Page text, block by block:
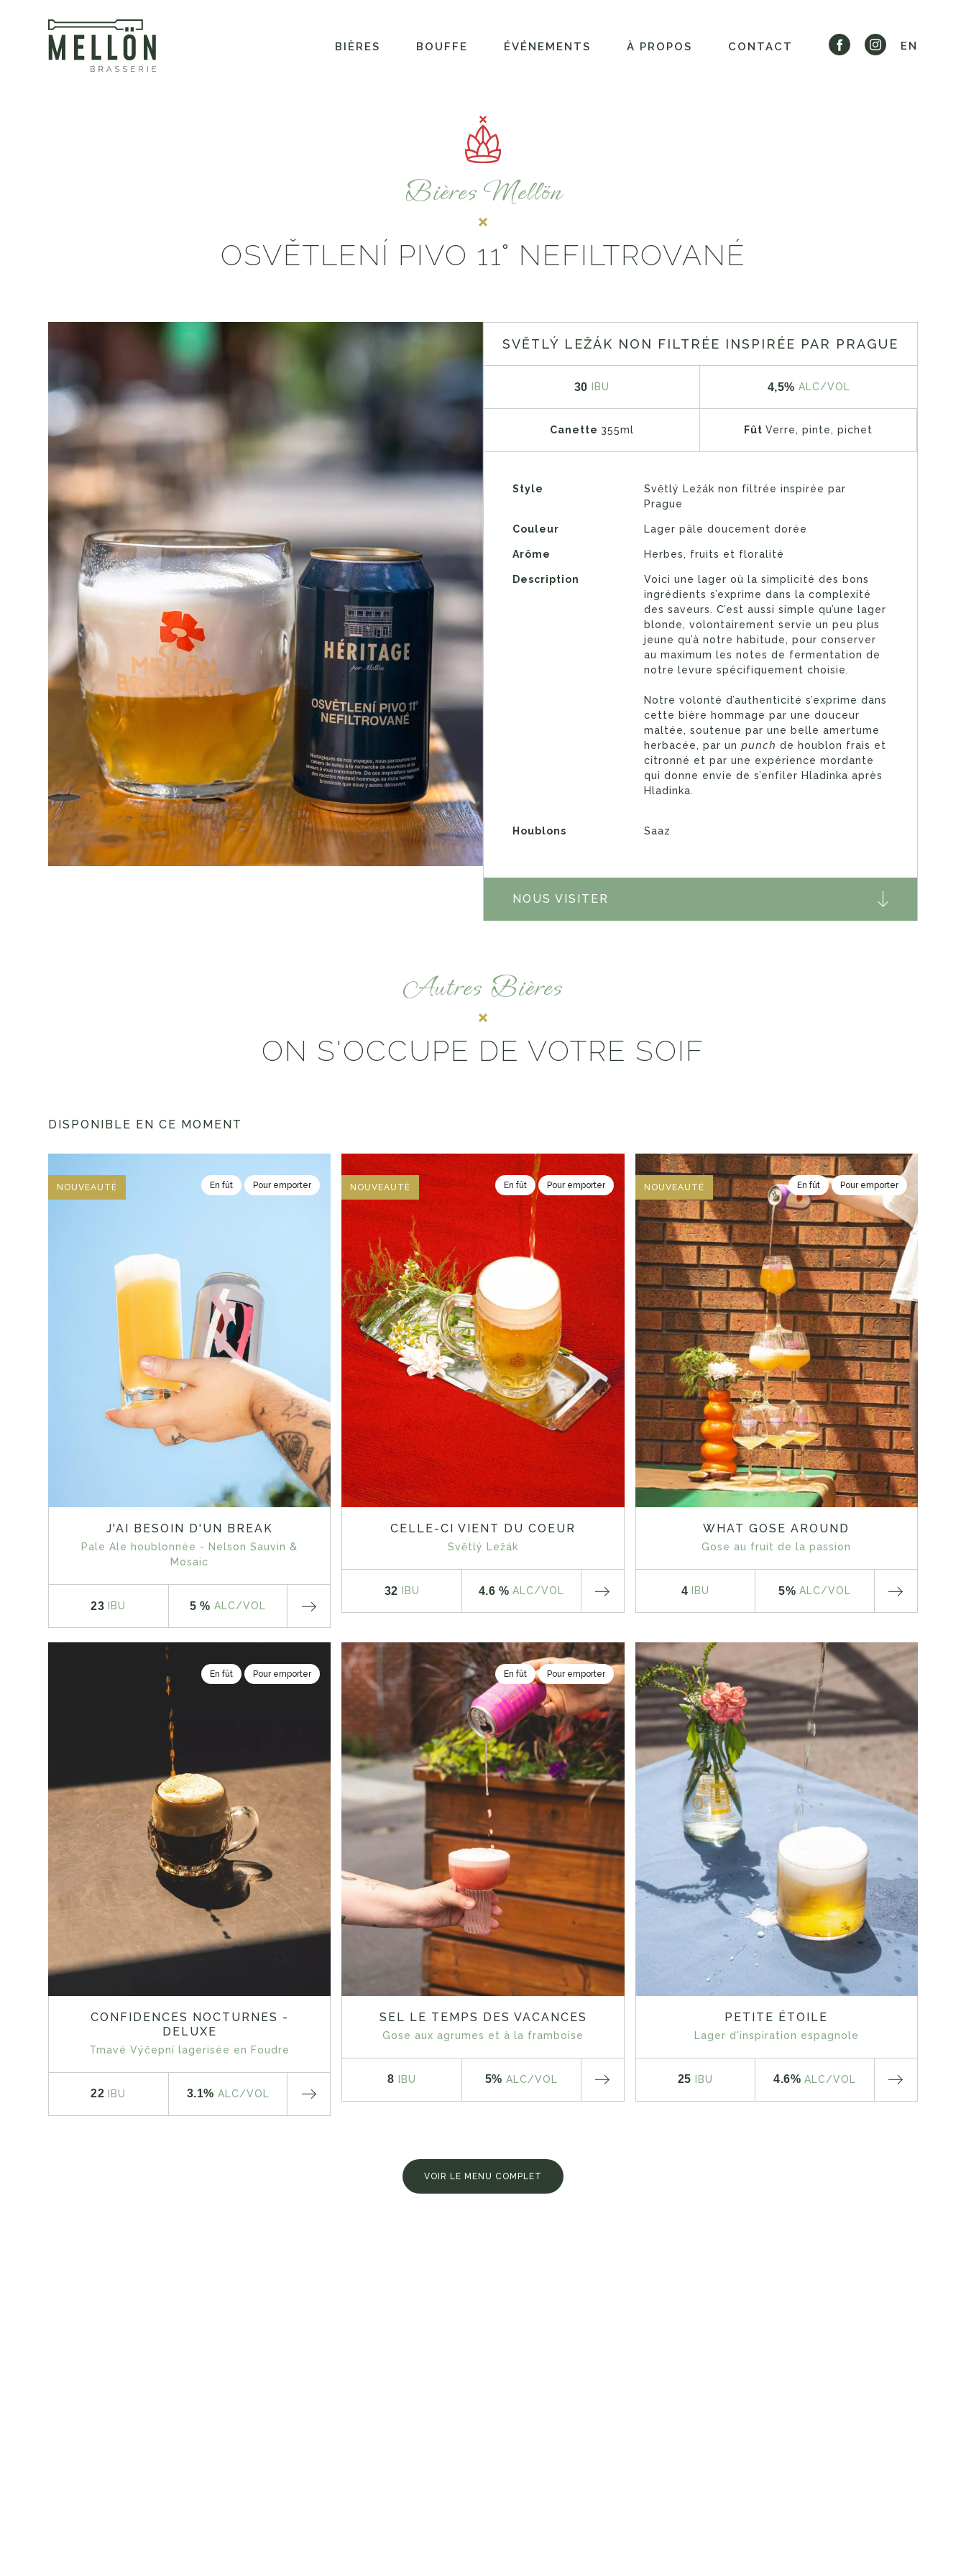
BIÈRES BOUFFE ÉVÉNEMENTS À PROPOS CONTACT EN
Bières Mellön
OSVĚTLENÍ PIVO 11° NEFILTROVANÉ
SVĚTLÝ LEŽÁK NON FILTRÉE INSPIRÉE PAR PRAGUE
30 IBU 4,5% ALC/VOL
Canette 355ml FûtVerre, pinte, pichet
Style
Světlý Ležák non filtrée inspirée par
Prague
Couleur Lager pâle doucement dorée
Arôme Herbes, fruits et floralité
Description
Voici une lager où la simplicité des bons
ingrédients s’exprime dans la complexité
des saveurs. C’est aussi simple qu’une lager
blonde, volontairement servie un peu plus
jeune qu’à notre habitude, pour conserver
au maximum les notes de fermentation de
notre levure spécifiquement choisie.
Notre volonté d’authenticité s’exprime dans
cette bière hommage par une douceur
maltée, soutenue par une belle amertume
herbacée, par un 𝘱𝘶𝘯𝘤𝘩 de houblon frais et
citronné et par une expérience mordante
qui donne envie de s’enfiler Hladinka après
Hladinka.
Houblons Saaz
NOUS VISITER
Autres Bières
ON S'OCCUPE DE VOTRE SOIF
DISPONIBLE EN CE MOMENT
NOUVEAUTÉ En fût Pour emporter
J'AI BESOIN D'UN BREAK
Pale Ale houblonnée - Nelson Sauvin &
Mosaic
23 IBU 5 % ALC/VOL
NOUVEAUTÉ En fût Pour emporter
CELLE-CI VIENT DU COEUR
Světlý Ležák
32 IBU 4.6 % ALC/VOL
NOUVEAUTÉ En fût Pour emporter
WHAT GOSE AROUND
Gose au fruit de la passion
4 IBU 5% ALC/VOL
En fût Pour emporter
CONFIDENCES NOCTURNES -
DELUXE
Tmavé Výčepní lagerisée en Foudre
22 IBU 3.1% ALC/VOL
En fût Pour emporter
SEL LE TEMPS DES VACANCES
Gose aux agrumes et à la framboise
8 IBU 5% ALC/VOL
PETITE ÉTOILE
Lager d'inspiration espagnole
25 IBU 4.6% ALC/VOL
VOIR LE MENU COMPLET